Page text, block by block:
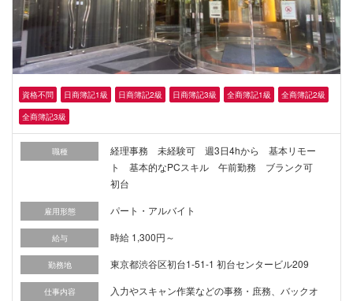
資格不問 日商簿記1級 日商簿記2級 日商簿記3級 全商簿記1級
全商簿記2級
全商簿記3級
職種
経理事務 未経験可 週3日4hから 基本リモー
ト 基本的なPCスキル 午前勤務 ブランク可
初台
雇用形態 パート・アルバイト
給与 時給 1,300円～
勤務地 東京都渋谷区初台1-51-1 初台センタービル209
仕事内容
入力やスキャン作業などの事務・庶務、バックオ